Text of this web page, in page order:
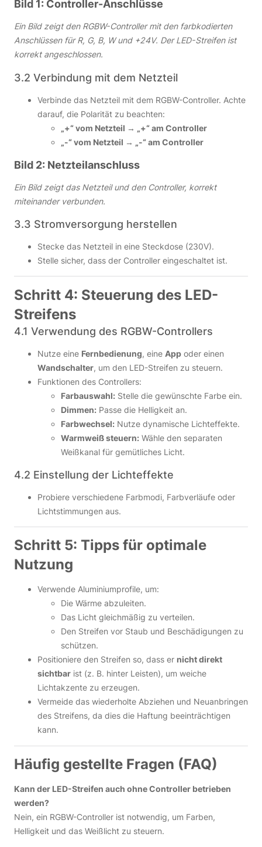
Bild 1: Controller-Anschlüsse
Ein Bild zeigt den RGBW-Controller mit den farbkodierten
Anschlüssen für R, G, B, W und +24V. Der LED-Streifen ist
korrekt angeschlossen.
3.2 Verbindung mit dem Netzteil
Verbinde das Netzteil mit dem RGBW-Controller. Achte
darauf, die Polarität zu beachten:
„+“ vom Netzteil → „+“ am Controller
„-“ vom Netzteil → „-“ am Controller
Bild 2: Netzteilanschluss
Ein Bild zeigt das Netzteil und den Controller, korrekt
miteinander verbunden.
3.3 Stromversorgung herstellen
Stecke das Netzteil in eine Steckdose (230V).
Stelle sicher, dass der Controller eingeschaltet ist.
Schritt 4: Steuerung des LED-
Streifens
4.1 Verwendung des RGBW-Controllers
Nutze eine Fernbedienung, eine App oder einen
Wandschalter, um den LED-Streifen zu steuern.
Funktionen des Controllers:
Farbauswahl: Stelle die gewünschte Farbe ein.
Dimmen: Passe die Helligkeit an.
Farbwechsel: Nutze dynamische Lichteffekte.
Warmweiß steuern: Wähle den separaten
Weißkanal für gemütliches Licht.
4.2 Einstellung der Lichteffekte
Probiere verschiedene Farbmodi, Farbverläufe oder
Lichtstimmungen aus.
Schritt 5: Tipps für optimale
Nutzung
Verwende Aluminiumprofile, um:
Die Wärme abzuleiten.
Das Licht gleichmäßig zu verteilen.
Den Streifen vor Staub und Beschädigungen zu
schützen.
Positioniere den Streifen so, dass er nicht direkt
sichtbar ist (z. B. hinter Leisten), um weiche
Lichtakzente zu erzeugen.
Vermeide das wiederholte Abziehen und Neuanbringen
des Streifens, da dies die Haftung beeinträchtigen
kann.
Häufig gestellte Fragen (FAQ)
Kann der LED-Streifen auch ohne Controller betrieben
werden?
Nein, ein RGBW-Controller ist notwendig, um Farben,
Helligkeit und das Weißlicht zu steuern.